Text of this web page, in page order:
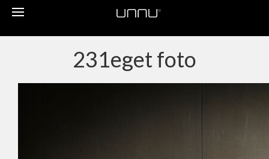
Toggle
navigation
231eget foto